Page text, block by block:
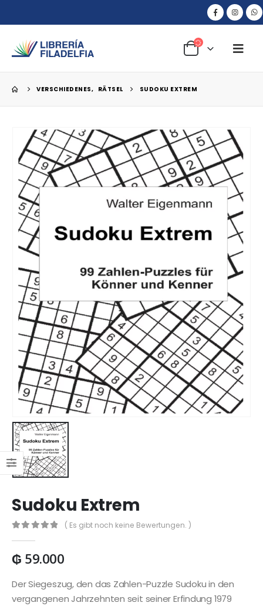
VERSCHIEDENES, RÄTSEL SUDOKU EXTREM
Sudoku Extrem
( Es gibt noch keine Bewertungen. )
₲ 59.000
Der Siegeszug, den das Zahlen-Puzzle Sudoku in den
vergangenen Jahrzehnten seit seiner Erfindung 1979